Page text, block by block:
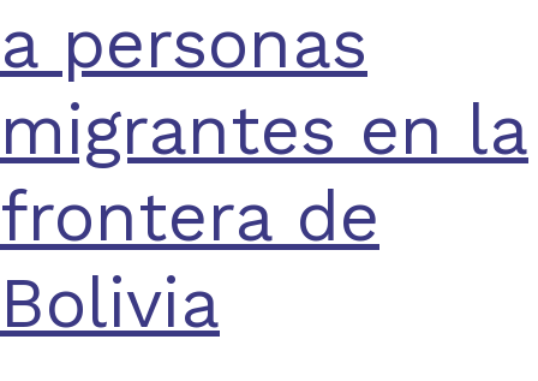
a personas
migrantes en la
frontera de
Bolivia